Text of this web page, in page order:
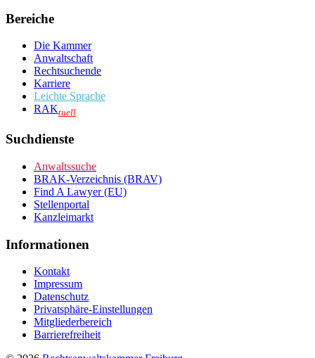
Bereiche
Die Kammer
Anwaltschaft
Rechtsuchende
Karriere
Leichte Sprache
RAKtuell
Suchdienste
Anwaltssuche
BRAK-Verzeichnis (BRAV)
Find A Lawyer (EU)
Stellenportal
Kanzleimarkt
Informationen
Kontakt
Impressum
Datenschutz
Privatsphäre-Einstellungen
Mitgliederbereich
Barrierefreiheit